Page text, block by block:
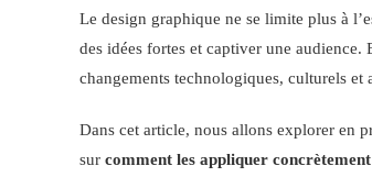
Le design graphique ne se limite plus à
des idées fortes et captiver une
changements technologiques, culturels et
Dans cet article, nous allons explorer en
sur comment les appliquer